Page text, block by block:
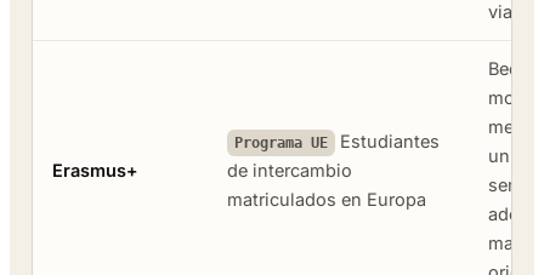
viaje
Erasmus+
Programa UE
Estudiantes
de intercambio
matriculados en Europa
Beca
un